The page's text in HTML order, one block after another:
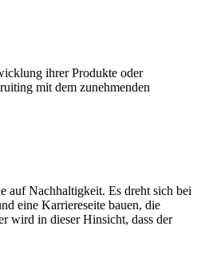
ihrer Produkte oder
mit dem zunehmenden
auf Nachhaltigkeit. Es dreht sich bei
eine Karriereseite bauen, die
wird in dieser Hinsicht, dass der